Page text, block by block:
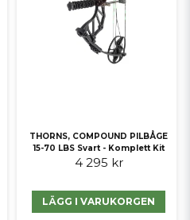
THORNS, COMPOUND PILBÅGE
15-70 LBS Svart - Komplett Kit
4 295 kr
LÄGG I VARUKORGEN